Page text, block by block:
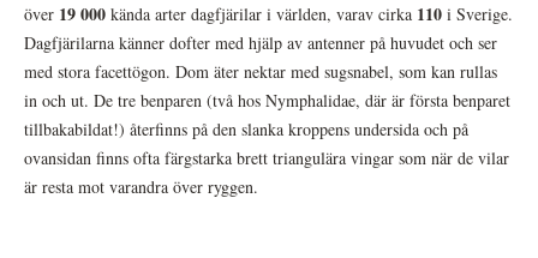
över 19 000 kända arter dagfjärilar i världen, varav cirka 110 i Sverige.
Dagfjärilarna känner dofter med hjälp av antenner på huvudet och ser
med stora facettögon. Dom äter nektar med sugsnabel, som kan rullas
in och ut. De tre benparen (två hos Nymphalidae, där är första benparet
tillbakabildat!) återfinns på den slanka kroppens undersida och på
ovansidan finns ofta färgstarka brett triangulära vingar som när de vilar
är resta mot varandra över ryggen.